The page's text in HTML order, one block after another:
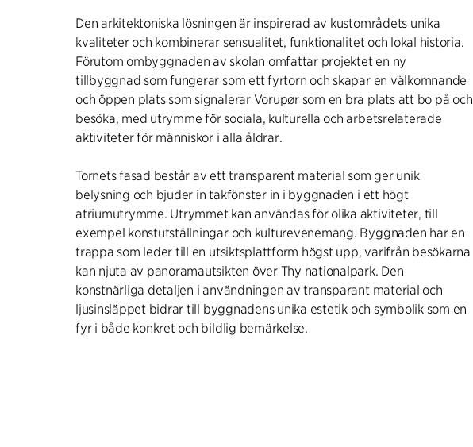
Den arkitektoniska lösningen är inspirerad av kustområdets unika
kvaliteter och kombinerar sensualitet, funktionalitet och lokal historia.
Förutom ombyggnaden av skolan omfattar projektet en ny
tillbyggnad som fungerar som ett fyrtorn och skapar en välkomnande
och öppen plats som signalerar Vorupør som en bra plats att bo på och
besöka, med utrymme för sociala, kulturella och arbetsrelaterade
aktiviteter för människor i alla åldrar.
Tornets fasad består av ett transparent material som ger unik
belysning och bjuder in takfönster in i byggnaden i ett högt
atriumutrymme. Utrymmet kan användas för olika aktiviteter, till
exempel konstutställningar och kulturevenemang. Byggnaden har en
trappa som leder till en utsiktsplattform högst upp, varifrån besökarna
kan njuta av panoramautsikten över Thy nationalpark. Den
konstnärliga detaljen i användningen av transparant material och
ljusinsläppet bidrar till byggnadens unika estetik och symbolik som en
fyr i både konkret och bildlig bemärkelse.